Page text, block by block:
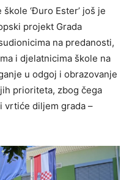
‘Đuro Ester’ još je
projekt Grada
na predanosti,
i djelatnicima škole na
u odgoj i obrazovanje
prioriteta, zbog čega
vrtiće diljem grada –